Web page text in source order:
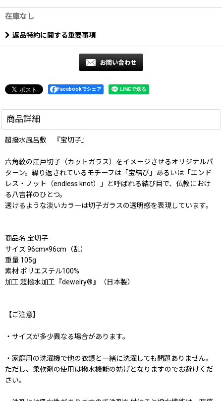
在庫なし
返品特約に関する重要事項
Facebookでシェア
商品詳細
超撥水風呂敷 『宝切子』
六角紋の江戸切子（カットガラス）をイメージさせるオリジナルパ
ターン。繰り返されているモチーフは「宝結び」あるいは「エンド
レス・ノット（endless knot）」と呼ばれる結び目で、仏教におけ
る八吉祥のひとつ。
透けるような淡いカラーは切子ガラスの透明感を表現しています。
商品名 宝切子
サイズ 96cm×96cm（乱）
重量 105g
素材 ポリエステル100%
加工 超撥水加工『dewelry®』（日本製）
【ご注意】
・サイズが多少異なる場合があります。
・家庭用の洗濯機で他の衣類と一緒に洗濯しても問題ありません。
ただし、柔軟剤の使用は撥水機能の妨げとなりますのでお避けくだ
さい。